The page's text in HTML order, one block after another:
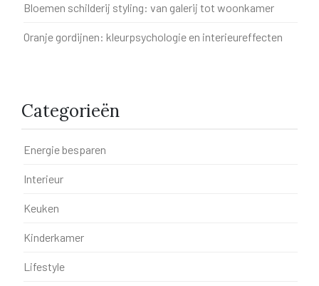
Bloemen schilderij styling: van galerij tot woonkamer
Oranje gordijnen: kleurpsychologie en interieureffecten
Categorieën
Energie besparen
Interieur
Keuken
Kinderkamer
Lifestyle